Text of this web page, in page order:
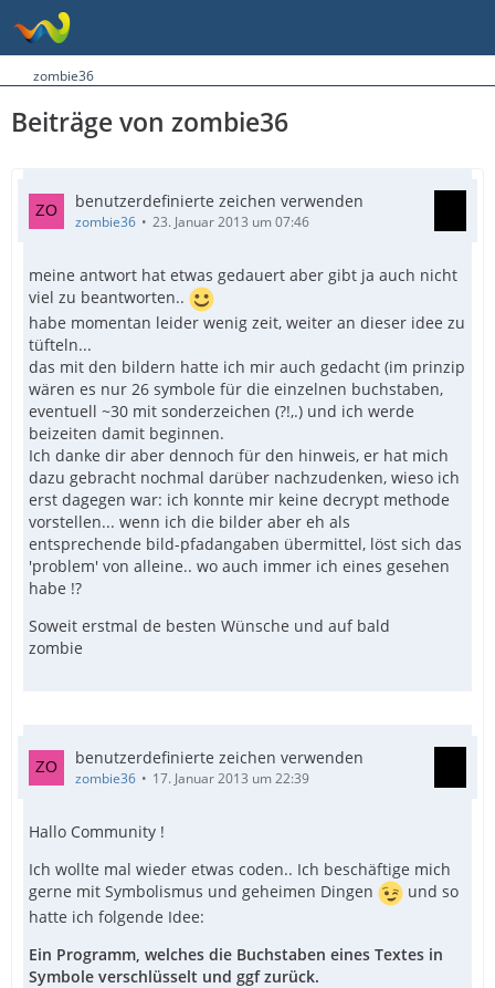
zombie36
Beiträge von zombie36
benutzerdefinierte zeichen verwenden
zombie36 23. Januar 2013 um 07:46
meine antwort hat etwas gedauert aber gibt ja auch nicht
viel zu beantworten..
habe momentan leider wenig zeit, weiter an dieser idee zu
tüfteln...
das mit den bildern hatte ich mir auch gedacht (im prinzip
wären es nur 26 symbole für die einzelnen buchstaben,
eventuell ~30 mit sonderzeichen (?!,.) und ich werde
beizeiten damit beginnen.
Ich danke dir aber dennoch für den hinweis, er hat mich
dazu gebracht nochmal darüber nachzudenken, wieso ich
erst dagegen war: ich konnte mir keine decrypt methode
vorstellen... wenn ich die bilder aber eh als
entsprechende bild-pfadangaben übermittel, löst sich das
'problem' von alleine.. wo auch immer ich eines gesehen
habe !?
Soweit erstmal de besten Wünsche und auf bald
zombie
benutzerdefinierte zeichen verwenden
zombie36 17. Januar 2013 um 22:39
Hallo Community !
Ich wollte mal wieder etwas coden.. Ich beschäftige mich
gerne mit Symbolismus und geheimen Dingen
und so
hatte ich folgende Idee:
Ein Programm, welches die Buchstaben eines Textes in
Symbole verschlüsselt und ggf zurück.